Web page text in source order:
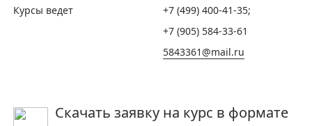
Курсы ведет
+7 (499) 400-41-35;
+7 (905) 584-33-61
5843361@mail.ru
Скачать заявку на курс в формате